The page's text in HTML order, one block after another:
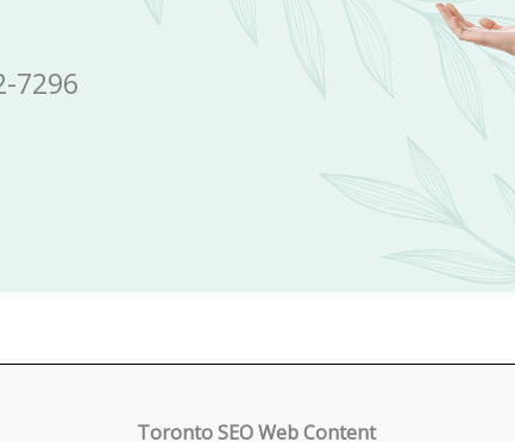
7296
Toronto SEO Web Content